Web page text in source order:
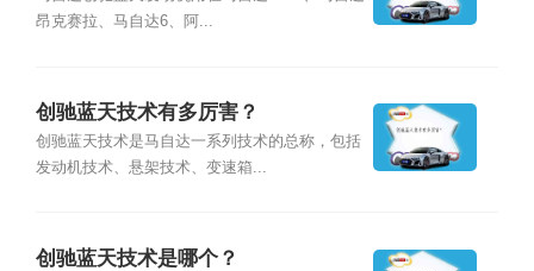
昂克赛拉、马自达6、阿...
创驰蓝天技术有多厉害？
创驰蓝天技术是马自达一系列技术的总称，包括
发动机技术、悬架技术、变速箱...
创驰蓝天技术是哪个？